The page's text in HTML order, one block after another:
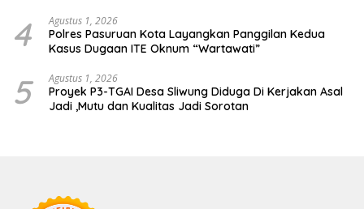
4 Agustus 1, 2026
Polres Pasuruan Kota Layangkan Panggilan Kedua
Kasus Dugaan ITE Oknum “Wartawati”
5 Agustus 1, 2026
Proyek P3-TGAI Desa Sliwung Diduga Di Kerjakan Asal
Jadi ,Mutu dan Kualitas Jadi Sorotan